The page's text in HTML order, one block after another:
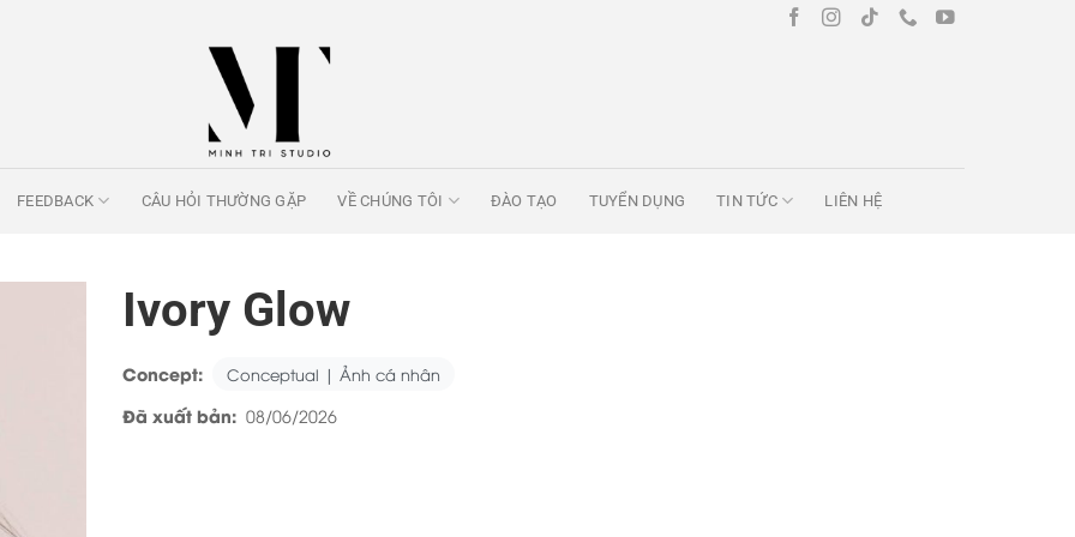
FEEDBACK CÂU HỎI THƯỜNG GẶP VỀ CHÚNG TÔI ĐÀO TẠO TUYỂN DỤNG TIN TỨC LIÊN HỆ
Ivory Glow
Concept: Conceptual | Ảnh cá nhân
Đã xuất bản: 08/06/2026